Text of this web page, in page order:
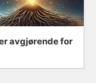
avgjørende for